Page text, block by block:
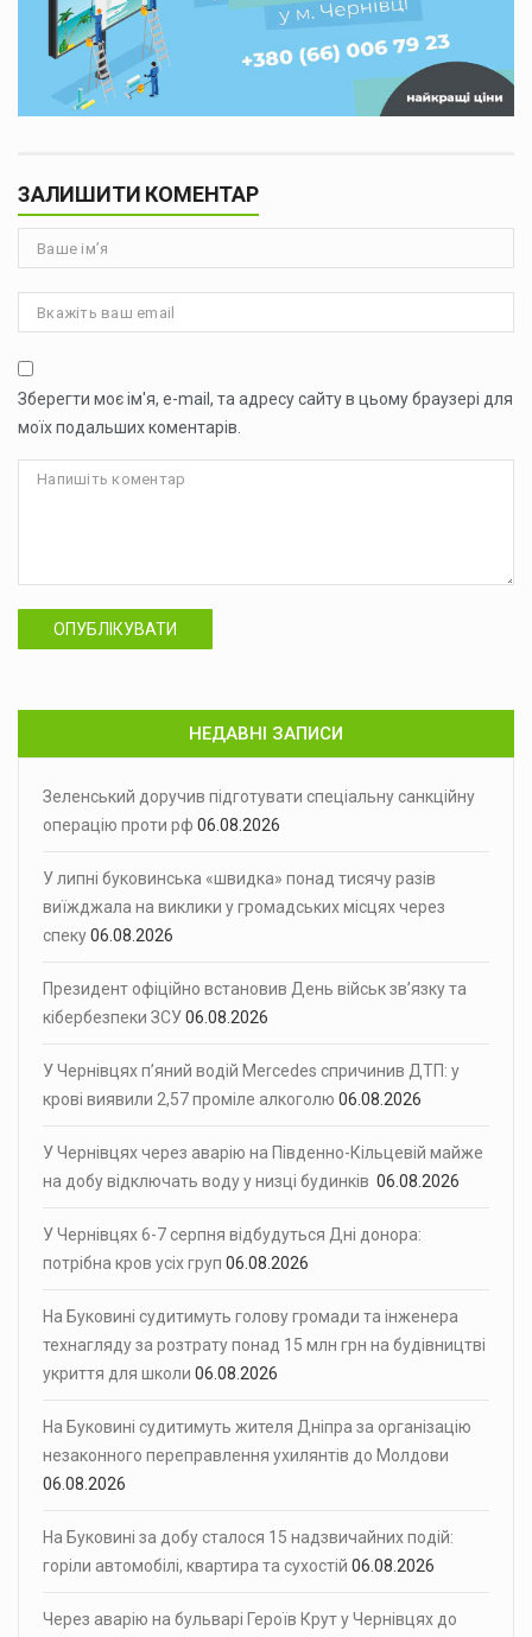
ЗАЛИШИТИ КОМЕНТАР
Зберегти моє ім'я, e-mail, та адресу сайту в цьому браузері для
моїх подальших коментарів.
ОПУБЛІКУВАТИ
НЕДАВНІ ЗАПИСИ
Зеленський доручив підготувати спеціальну санкційну
операцію проти рф 06.08.2026
У липні буковинська «швидка» понад тисячу разів
виїжджала на виклики у громадських місцях через
спеку06.08.2026
Президент офіційно встановив День військ зв’язку та
кібербезпеки ЗСУ06.08.2026
У Чернівцях п’яний водій Mercedes спричинив ДТП: у
крові виявили 2,57 проміле алкоголю 06.08.2026
У Чернівцях через аварію на Південно-Кільцевій майже
на добу відключать воду у низці будинків 06.08.2026
У Чернівцях 6-7 серпня відбудуться Дні донора:
потрібна кров усіх груп 06.08.2026
На Буковині судитимуть голову громади та інженера
технагляду за розтрату понад 15 млн грн на будівництві
укриття для школи 06.08.2026
На Буковині судитимуть жителя Дніпра за організацію
незаконного переправлення ухилянтів до Молдови
06.08.2026
На Буковині за добу сталося 15 надзвичайних подій:
горіли автомобілі, квартира та сухостій 06.08.2026
Через аварію на бульварі Героїв Крут у Чернівцях до